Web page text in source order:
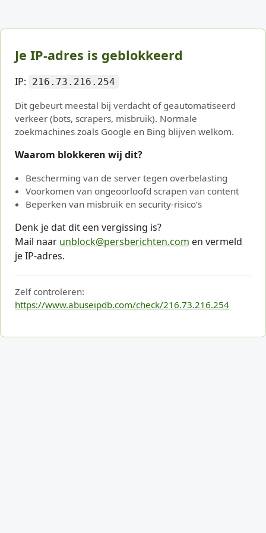
Je IP-adres is geblokkeerd
IP: 216.73.216.254
Dit gebeurt meestal bij verdacht of geautomatiseerd
verkeer (bots, scrapers, misbruik). Normale
zoekmachines zoals Google en Bing blijven welkom.
Waarom blokkeren wij dit?
Bescherming van de server tegen overbelasting
Voorkomen van ongeoorloofd scrapen van content
Beperken van misbruik en security-risico’s
Denk je dat dit een vergissing is?
Mail naar unblock@persberichten.com en vermeld
je IP-adres.
Zelf controleren:
https://www.abuseipdb.com/check/216.73.216.254